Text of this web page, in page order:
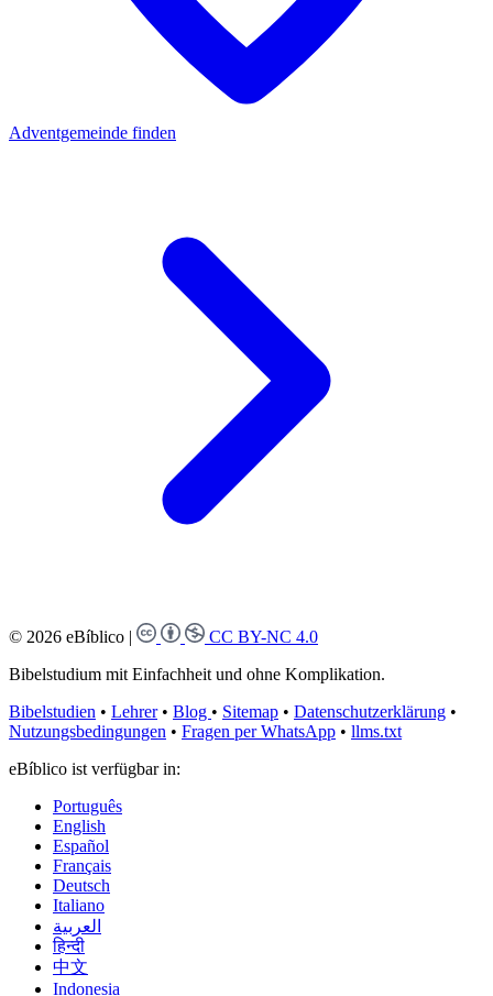
Adventgemeinde finden
© 2026 eBíblico |
CC BY-NC 4.0
Bibelstudium mit Einfachheit und ohne Komplikation.
Bibelstudien • Lehrer • Blog • Sitemap • Datenschutzerklärung •
Nutzungsbedingungen • Fragen per WhatsApp • llms.txt
eBíblico ist verfügbar in:
Português
English
Español
Français
Deutsch
Italiano
العربية
हिन्दी
中文
Indonesia